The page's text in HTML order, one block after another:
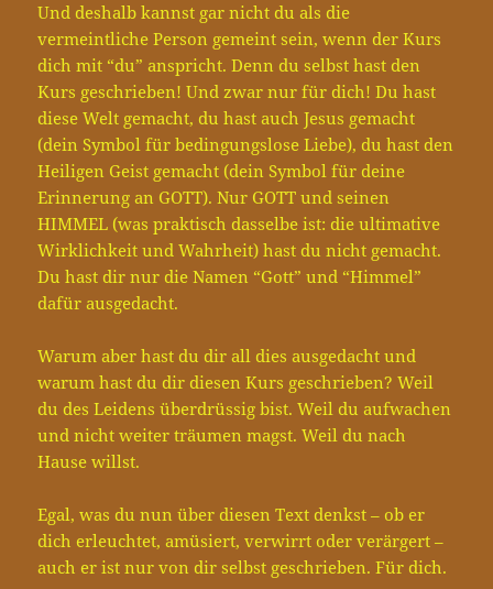
Und deshalb kannst gar nicht du als die
vermeintliche Person gemeint sein, wenn der Kurs
dich mit “du” anspricht. Denn du selbst hast den
Kurs geschrieben! Und zwar nur für dich! Du hast
diese Welt gemacht, du hast auch Jesus gemacht
(dein Symbol für bedingungslose Liebe), du hast den
Heiligen Geist gemacht (dein Symbol für deine
Erinnerung an GOTT). Nur GOTT und seinen
HIMMEL (was praktisch dasselbe ist: die ultimative
Wirklichkeit und Wahrheit) hast du nicht gemacht.
Du hast dir nur die Namen “Gott” und “Himmel”
dafür ausgedacht.
Warum aber hast du dir all dies ausgedacht und
warum hast du dir diesen Kurs geschrieben? Weil
du des Leidens überdrüssig bist. Weil du aufwachen
und nicht weiter träumen magst. Weil du nach
Hause willst.
Egal, was du nun über diesen Text denkst – ob er
dich erleuchtet, amüsiert, verwirrt oder verärgert –
auch er ist nur von dir selbst geschrieben. Für dich.